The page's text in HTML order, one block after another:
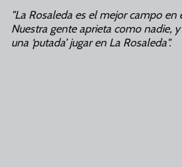
"La Rosaleda es el mejor campo en
Nuestra gente aprieta como nadie,
una ‘putada’ jugar en La Rosaleda".